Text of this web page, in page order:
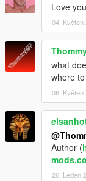
Love
04. Květen
what
where
06. Květen
Author (
26. Leden